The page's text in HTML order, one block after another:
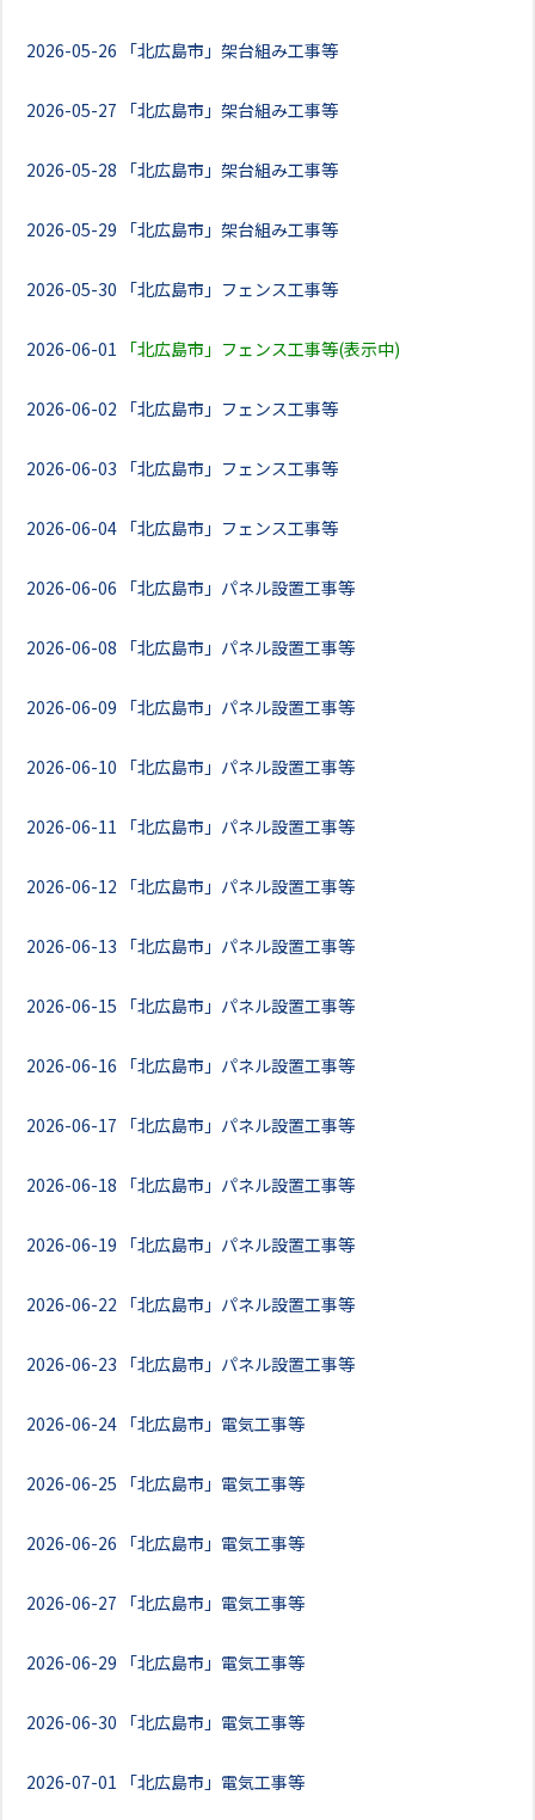
2026-05-26 「北広島市」架台組み工事等
2026-05-27 「北広島市」架台組み工事等
2026-05-28 「北広島市」架台組み工事等
2026-05-29 「北広島市」架台組み工事等
2026-05-30 「北広島市」フェンス工事等
2026-06-01 「北広島市」フェンス工事等(表示中)
2026-06-02 「北広島市」フェンス工事等
2026-06-03 「北広島市」フェンス工事等
2026-06-04 「北広島市」フェンス工事等
2026-06-06 「北広島市」パネル設置工事等
2026-06-08 「北広島市」パネル設置工事等
2026-06-09 「北広島市」パネル設置工事等
2026-06-10 「北広島市」パネル設置工事等
2026-06-11 「北広島市」パネル設置工事等
2026-06-12 「北広島市」パネル設置工事等
2026-06-13 「北広島市」パネル設置工事等
2026-06-15 「北広島市」パネル設置工事等
2026-06-16 「北広島市」パネル設置工事等
2026-06-17 「北広島市」パネル設置工事等
2026-06-18 「北広島市」パネル設置工事等
2026-06-19 「北広島市」パネル設置工事等
2026-06-22 「北広島市」パネル設置工事等
2026-06-23 「北広島市」パネル設置工事等
2026-06-24 「北広島市」電気工事等
2026-06-25 「北広島市」電気工事等
2026-06-26 「北広島市」電気工事等
2026-06-27 「北広島市」電気工事等
2026-06-29 「北広島市」電気工事等
2026-06-30 「北広島市」電気工事等
2026-07-01 「北広島市」電気工事等